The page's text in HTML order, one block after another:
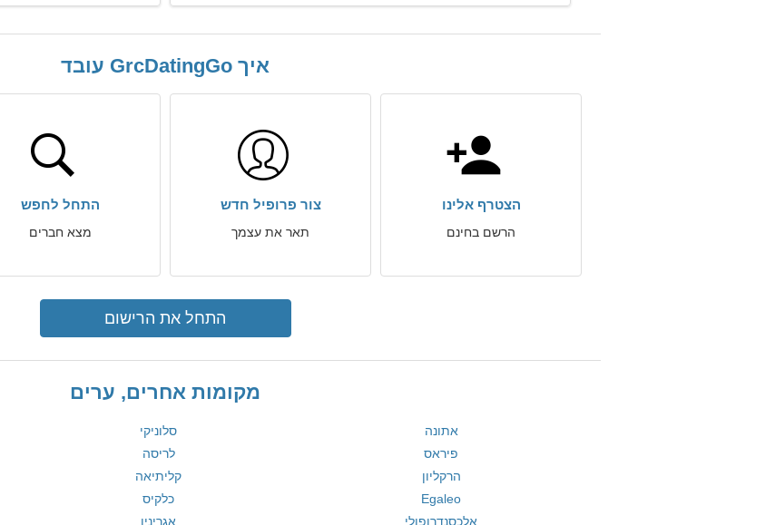
איך GrcDatingGo עובד
הצטרף אלינו
הרשם בחינם
צור פרופיל חדש
תאר את עצמך
התחל לחפש
מצא חברים
התחל את הרישום
מקומות אחרים, ערים
אתונה סלוניקי
פיראס
לריסה
הרקליון
קליתיאה
Egaleo
כלקיס
אלכסנדרופולי
אגריניו